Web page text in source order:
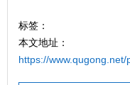
标签：
本文地址：
https://www.qugong.net/